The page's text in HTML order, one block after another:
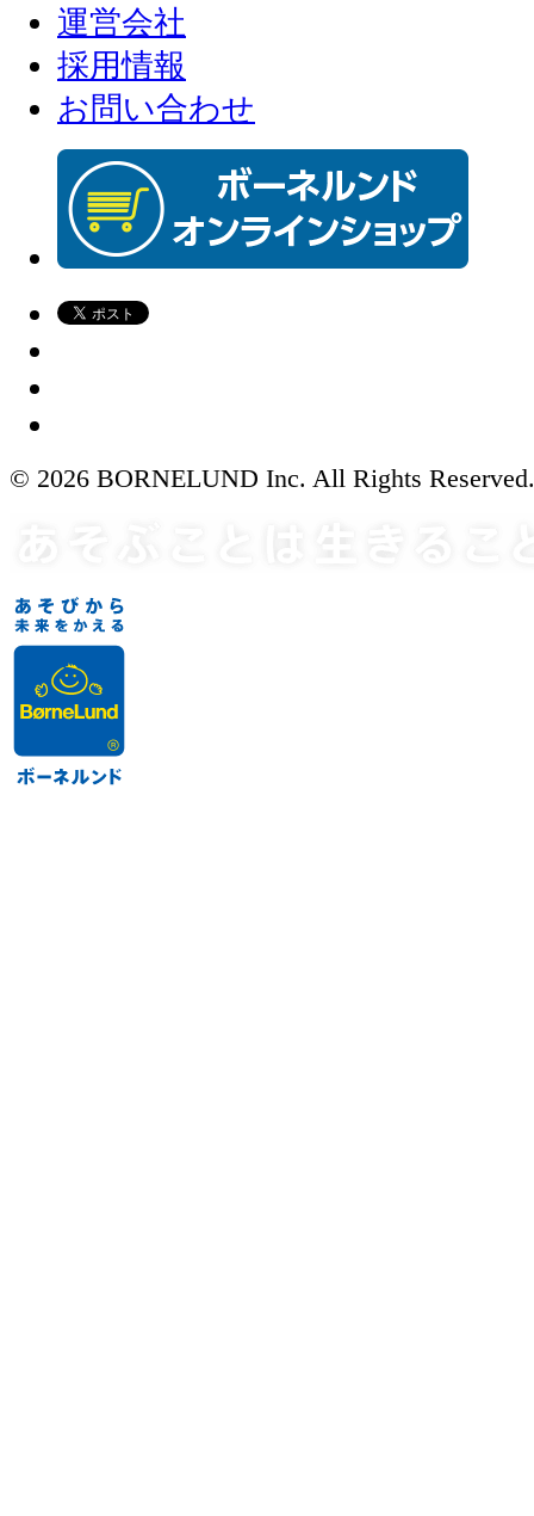
運営会社
採用情報
お問い合わせ
© 2026 BORNELUND Inc. All Rights Reserved.